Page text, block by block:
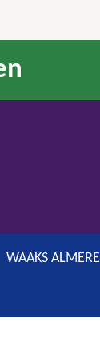
WAAKS